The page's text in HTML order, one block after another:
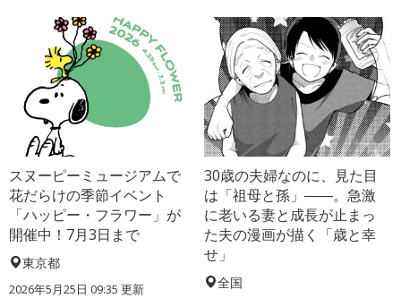
スヌーピーミュージアムで
花だらけの季節イベント
「ハッピー・フラワー」が
開催中！7月3日まで
東京都
2026年5月25日 09:35 更新
30歳の夫婦なのに、見た目
は「祖母と孫」――。急激
に老いる妻と成長が止まっ
た夫の漫画が描く「歳と幸
せ」
全国